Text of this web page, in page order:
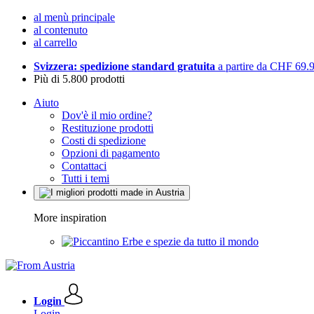
al menù principale
al contenuto
al carrello
Svizzera: spedizione standard gratuita a partire da CHF
Più di 5.800 prodotti
Aiuto
Dov'è il mio ordine?
Restituzione prodotti
Costi di spedizione
Opzioni di pagamento
Contattaci
Tutti i temi
More inspiration
Erbe e spezie da tutto il mondo
Login